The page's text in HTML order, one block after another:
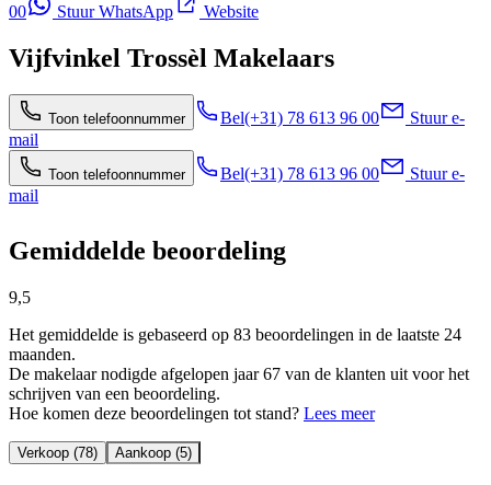
00
Stuur WhatsApp Website
Vijfvinkel Trossèl Makelaars
Toon telefoonnummer Bel(+31) 78 613 96 00
Stuur e-
mail
Toon telefoonnummer Bel(+31) 78 613 96 00
Stuur e-
mail
Gemiddelde beoordeling
9,5
Het gemiddelde is gebaseerd op 83 beoordelingen in de laatste 24
maanden.
De makelaar nodigde afgelopen jaar 67 van de klanten uit voor het
schrijven van een beoordeling.
Hoe komen deze beoordelingen tot stand? Lees meer
Verkoop (78) Aankoop (5)